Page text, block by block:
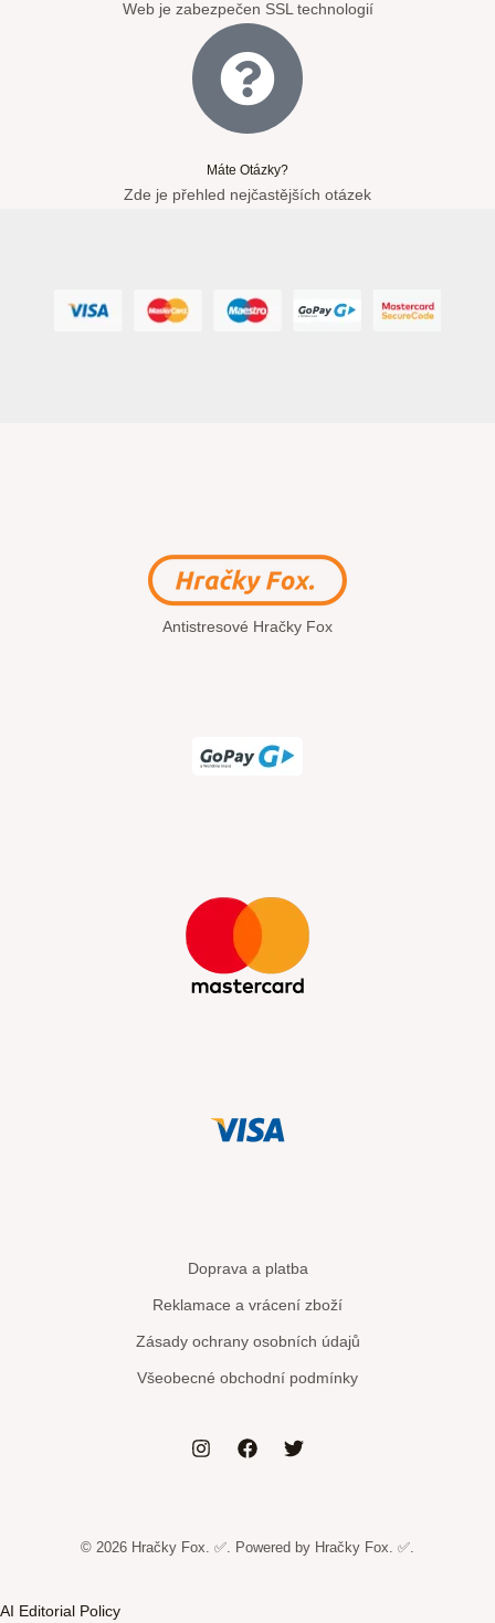
Web je zabezpečen SSL technologií
Máte Otázky?
Zde je přehled nejčastějších otázek
Antistresové Hračky Fox
Doprava a platba
Reklamace a vrácení zboží
Zásady ochrany osobních údajů
Všeobecné obchodní podmínky
© 2026 Hračky Fox. ✅. Powered by Hračky Fox. ✅.
AI Editorial Policy